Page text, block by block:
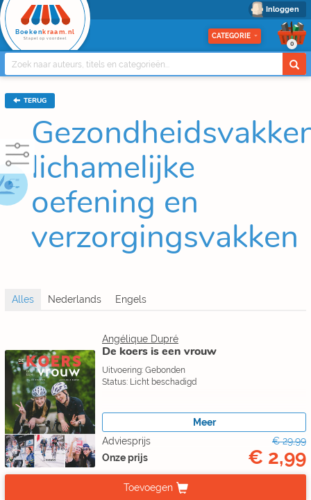
Inloggen
Boeken kraam.nl
Stapel op voordeel CATEGORIE
0
TERUG
lichamelijke
oefening en
verzorgingsvakken
Angélique Dupré
De koers is een vrouw
Uitvoering: Gebonden
Status: Licht beschadigd
Meer
Adviesprijs
€ 29,99
Onze prijs
€ 2,99
Toevoegen